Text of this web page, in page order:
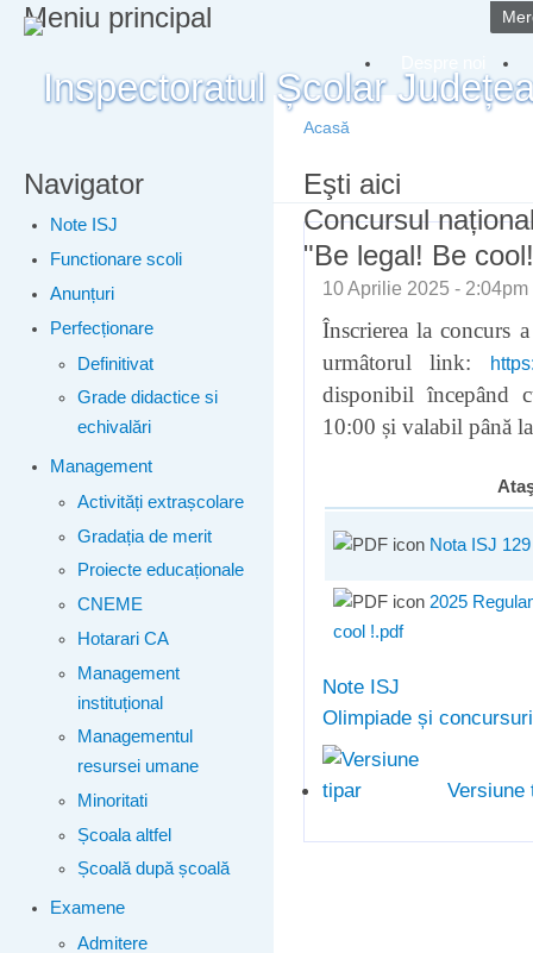
Meniu principal
Navigator
Note ISJ
Functionare scoli
Anunțuri
Perfecționare
Definitivat
Grade didactice si
echivalări
Management
Activități extrașcolare
Gradația de merit
Proiecte educaționale
CNEME
Hotarari CA
Management
instituțional
Managementul
resursei umane
Minoritati
Școala altfel
Școală după școală
Examene
Admitere
Eşti aici
Acasă
Concursul
"Be legal! Be
10 Aprilie 2025 -
Înscrierea la concurs
urmâtorul link:
disponibil începând
10:00 și valabil până
Nota ISJ
2025
cool !.pdf
Note ISJ
Olimpiade și concursuri
Versiune